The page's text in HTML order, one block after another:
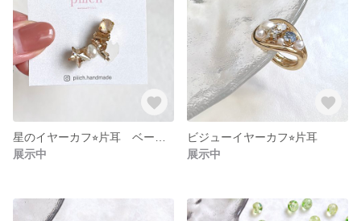
展示中
ビジューイヤーカフ⭐︎片耳
展示中